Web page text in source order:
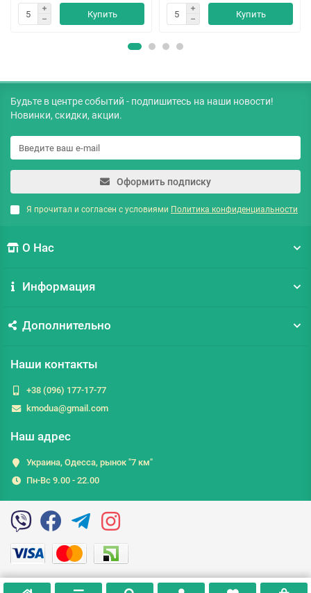
Купить Купить
Будьте в центре событий - подпишитесь на наши новости!
Новинки, скидки, акции.
Оформить подписку
Я прочитал и согласен с условиями Политика конфиденциальности
О Нас
Информация
Дополнительно
Наши контакты
+38 (096) 177-17-77
kmodua@gmail.com
Наш адрес
Украина, Одесса, рынок "7 км"
Пн-Вс 9.00 - 22.00